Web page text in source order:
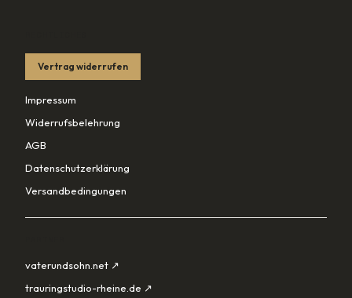
Vertrag widerrufen
Impressum
Widerrufsbelehrung
AGB
Datenschutzerklärung
Versandbedingungen
vaterundsohn.net ↗
trauringstudio-rheine.de ↗